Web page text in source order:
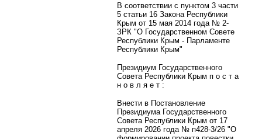
В соответствии с пунктом 3 части
5 статьи 16 Закона Республики
Крым от 15 мая 2014 года № 2-
ЗРК "О Государственном Совете
Республики Крым - Парламенте
Республики Крым"
Президиум Государственного
Совета Республики Крым п о с т а
н о в л я е т :
Внести в Постановление
Президиума Государственного
Совета Республики Крым от 17
апреля 2026 года № п428-3/26 "О